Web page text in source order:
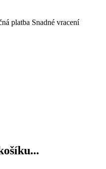
platba Snadné vracení